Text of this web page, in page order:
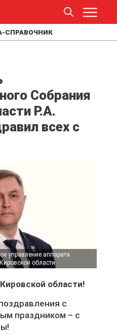
СПРАВОЧНИК
Собрания
Р.А.
всех с
управление аппарата
области
области!
с
праздником – с